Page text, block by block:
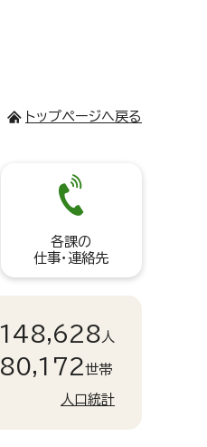
トップページへ戻る
各課の
仕事・連絡先
148,628 人
80,172世帯
人口統計